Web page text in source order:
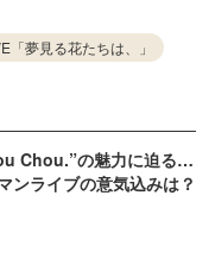
夢見る花たちは、」
Chou.”の魅力に迫る…
ンライブの意気込みは？